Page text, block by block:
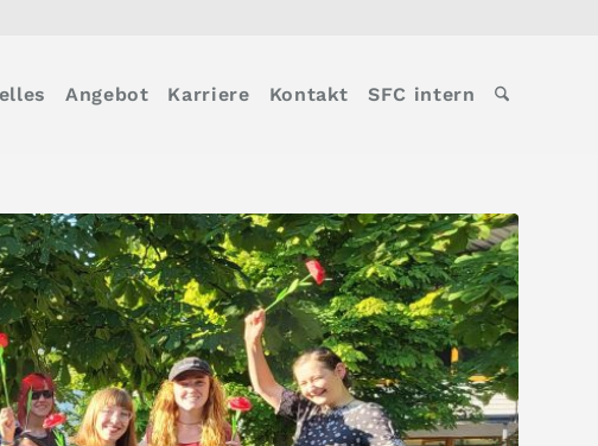
Angebot Karriere Kontakt SFC intern